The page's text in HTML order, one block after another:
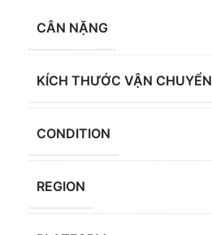
CÂN NẶNG
KÍCH THƯỚC VẬN CHUYỂN
CONDITION
REGION